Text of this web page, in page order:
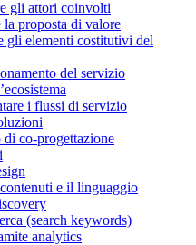
gli attori coinvolti
la proposta di valore
gli elementi costitutivi del
del servizio
i flussi di servizio
co-progettazione
e il linguaggio
(search keywords)
analytics